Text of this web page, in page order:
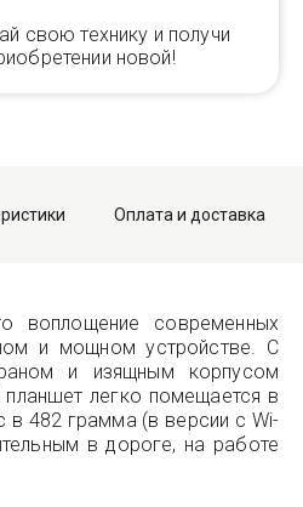
свою технику и получи
новой!
Оплата и доставка
воплощение современных
и мощном устройстве. С
и изящным корпусом
легко помещается в
в 482 грамма (в версии с Wi-
в дороге, на работе